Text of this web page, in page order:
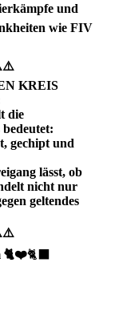
und
wie FIV
KREIS
die
gechipt und
lässt, ob
nicht nur
geltendes
🐈‍❤️🐈‍⬛